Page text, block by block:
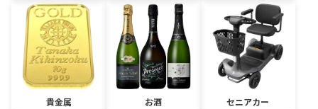
貴金属 お酒 セニアカー